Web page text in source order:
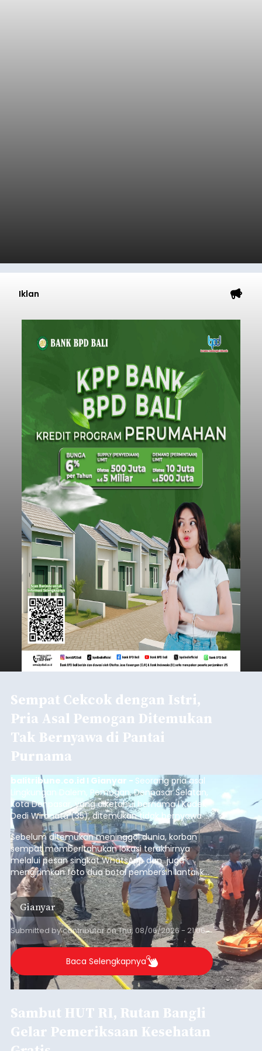
Iklan
Sempat Cekcok dengan Istri,
Pria Asal Pemogan Ditemukan
Tak Bernyawa di Pantai
Purnama
balitribune.co.id I Gianyar - Seorang pria asal
Lingkungan Dalem, Pemogan, Denpasar Selatan,
Kota Denpasar, yang diketahui bernama I Kadek
Dedi Wiranata (35), ditemukan tidak bernyawa di
pesisir Pantai Purnama, Sukawati.
Sebelum ditemukan meninggal dunia, korban
sempat memberitahukan lokasi terakhirnya
melalui pesan singkat WhatsApp dan juga
mengirimkan foto dua botol pembersih lantai ke
istrinya.
Gianyar
Submitted bycontributoronThu, 08/06/2026 - 21:06
Baca Selengkapnya
Sambut HUT RI, Rutan Bangli
Gelar Pemeriksaan Kesehatan